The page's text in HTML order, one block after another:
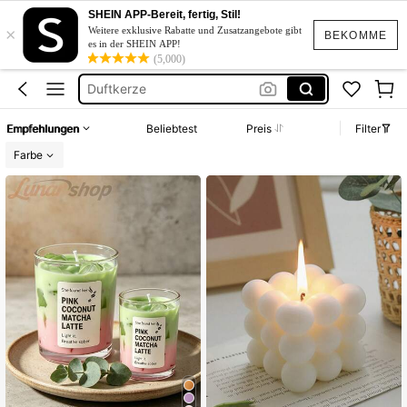
BEKOMME
×
SHEIN APP-Bereit, fertig, Stil!
Weitere exklusive Rabatte und Zusatzangebote gibt
es in der SHEIN APP!
(5,000)
Kerzen
Deko
Duftkerze
Zimmer Deko
Empfehlungen Beliebtest Preis
Filter
Farbe